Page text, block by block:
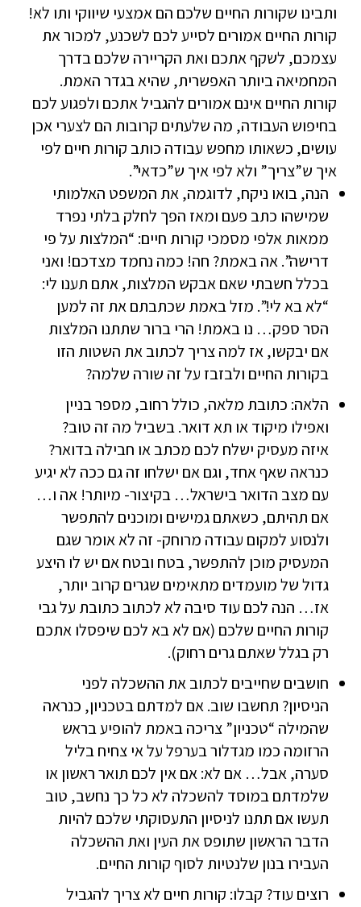
ותבינו שקורות החיים שלכם הם אמצעי שיווקי ותו לא!
קורות החיים אמורים לסייע לכם לשכנע, למכור את
עצמכם, לשקף אתכם ואת הקריירה שלכם בדרך
המחמיאה ביותר האפשרית, שהיא בגדר האמת.
קורות החיים אינם אמורים להגביל אתכם ולפגוע לכם
בחיפוש העבודה, מה שלעתים קרובות הם לצערי אכן
עושים, כשאותו מחפש עבודה כותב קורות חיים לפי
איך ש”צריך” ולא לפי איך ש”כדאי”.
הנה, בואו ניקח, לדוגמה, את המשפט האלמותי
שמישהו כתב פעם ומאז הפך לחלק בלתי נפרד
ממאות אלפי מסמכי קורות חיים: “המלצות על פי
דרישה”. אה באמת? חה! כמה נחמד מצדכם! ואני
בכלל חשבתי שאם אבקש המלצות, אתם תענו לי:
“לא בא לי!”. מזל באמת שכתבתם את זה למען
הסר ספק… נו באמת! הרי ברור שתתנו המלצות
אם יבקשו, אז למה צריך לכתוב את השטות הזו
בקורות החיים ולבזבז על זה שורה שלמה?
הלאה: כתובת מלאה, כולל רחוב, מספר בניין
ואפילו מיקוד או תא דואר. בשביל מה זה טוב?
איזה מעסיק ישלח לכם מכתב או חבילה בדואר?
כנראה שאף אחד, וגם אם ישלחו זה גם ככה לא יגיע
עם מצב הדואר בישראל… בקיצור- מיותר! אה ו…
אם תהיתם, כשאתם גמישים ומוכנים להתפשר
ולנסוע למקום עבודה מרוחק- זה לא אומר שגם
המעסיק מוכן להתפשר, בטח ובטח אם יש לו היצע
גדול של מועמדים מתאימים שגרים קרוב יותר,
אז… הנה לכם עוד סיבה לא לכתוב כתובת על גבי
קורות החיים שלכם (אם לא בא לכם שיפסלו אתכם
רק בגלל שאתם גרים רחוק).
חושבים שחייבים לכתוב את ההשכלה לפני
הניסיון? תחשבו שוב. אם למדתם בטכניון, כנראה
שהמילה “טכניון” צריכה באמת להופיע בראש
הרזומה כמו מגדלור בערפל על אי צחיח בליל
סערה, אבל… אם לא: אם אין לכם תואר ראשון או
שלמדתם במוסד להשכלה לא כל כך נחשב, טוב
תעשו אם תתנו לניסיון התעסוקתי שלכם להיות
הדבר הראשון שתופס את העין ואת ההשכלה
העבירו בנון שלנטיות לסוף קורות החיים.
רוצים עוד? קבלו: קורות חיים לא צריך להגביל